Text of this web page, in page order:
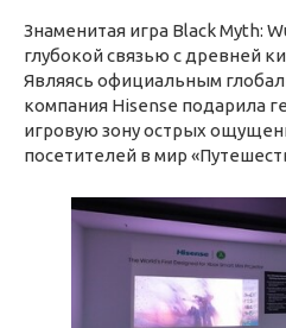
Знаменитая игра Black Myth:
глубокой связью с древней
Являясь официальным
компания Hisense подарила
игровую зону острых
посетителей в мир